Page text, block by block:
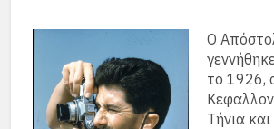
Ο
το 1926,
Τήνια